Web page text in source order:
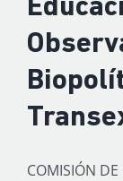
COMISIÓN